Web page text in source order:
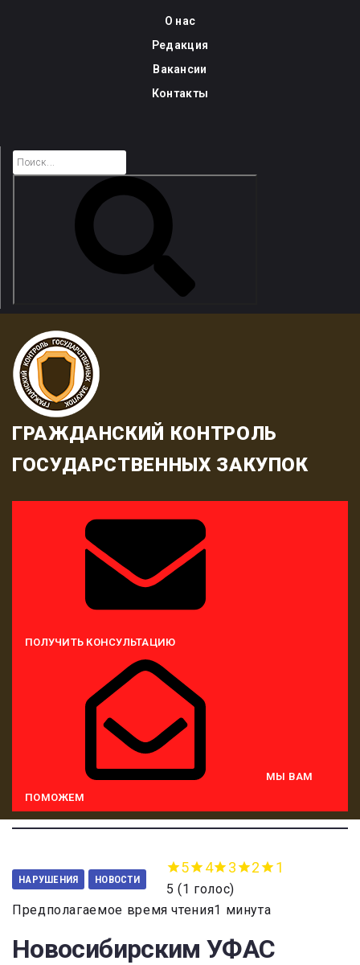
О нас
Редакция
Вакансии
Контакты
ГРАЖДАНСКИЙ КОНТРОЛЬ
ГОСУДАРСТВЕННЫХ ЗАКУПОК
ПОЛУЧИТЬ КОНСУЛЬТАЦИЮ
МЫ ВАМ
ПОМОЖЕМ
НАРУШЕНИЯ НОВОСТИ
5 4 3 2 1
5 (1 голос)
Предполагаемое время чтения1 минута
Новосибирским УФАС